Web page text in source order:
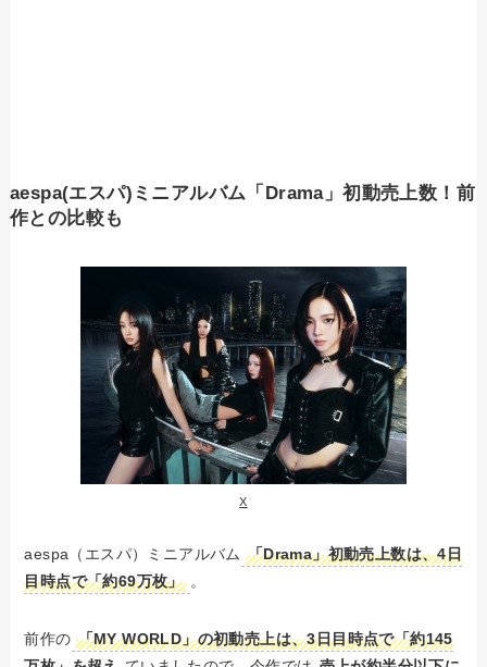
aespa(エスパ)ミニアルバム「Drama」初動売上数！前
作との比較も
X
aespa（エスパ）ミニアルバム 「Drama」初動売上数は、4日
目時点で「約69万枚」 。
前作の 「MY WORLD」の初動売上は、3日目時点で「約145